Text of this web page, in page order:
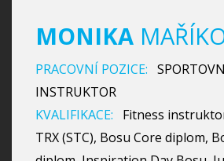
MONIKA
PRACOVNÍ POZICE:
INSTRUKTOR
KVALIFIKACE:
Fitness
TRX (STC), Bosu Core diplom,